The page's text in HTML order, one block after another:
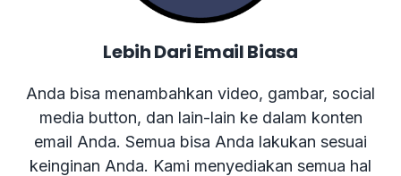
Lebih Dari Email Biasa
Anda bisa menambahkan video, gambar, social
media button, dan lain-lain ke dalam konten
email Anda. Semua bisa Anda lakukan sesuai
keinginan Anda. Kami menyediakan semua hal